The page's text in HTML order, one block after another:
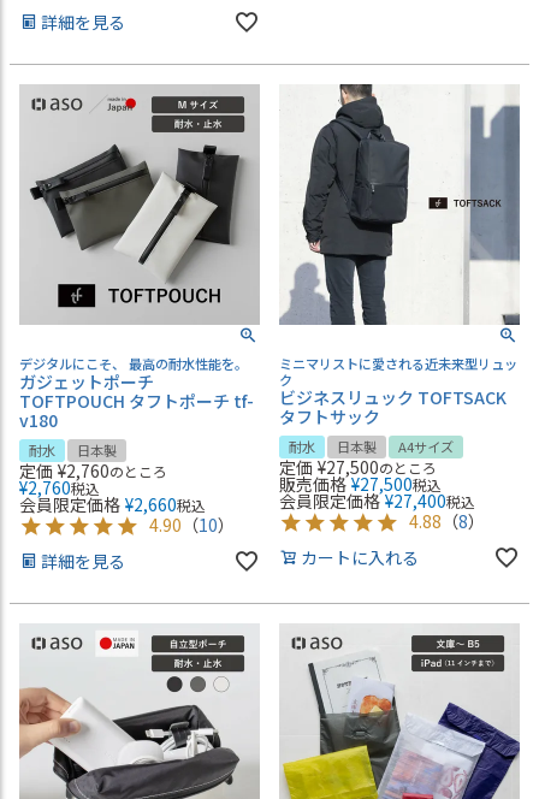
詳細を見る
デジタルにこそ、 最高の耐水性能を。
ガジェットポーチ
TOFTPOUCH タフトポーチ tf-
v180
耐水 日本製
定価 ¥2,760のところ
¥2,760税込
会員限定価格 ¥2,660税込
4.90 （10）
詳細を見る
ミニマリストに愛される近未来型リュッ
ク
ビジネスリュック TOFTSACK
タフトサック
耐水 日本製 A4サイズ
定価 ¥27,500のところ
販売価格 ¥27,500税込
会員限定価格 ¥27,400税込
4.88 （8）
カートに入れる